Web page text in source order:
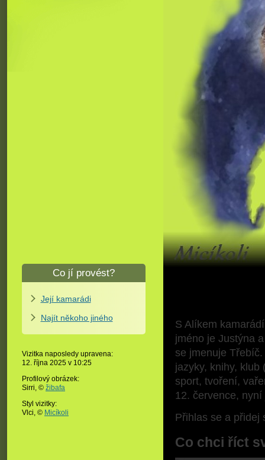
S Alíkem
jméno je Justýna
se jmenuje
jazyky, knihy,
sport, tvoření,
12. července,
Přihlas se a přidej
Co chci říct
Co jí provést?
Její kamarádi
Najít někoho jiného
Vizitka naposledy upravena:
12. října 2025 v 10:25
Profilový obrázek:
Sirri, © žibafa
Styl vizitky:
Vlci, © Micíkoli